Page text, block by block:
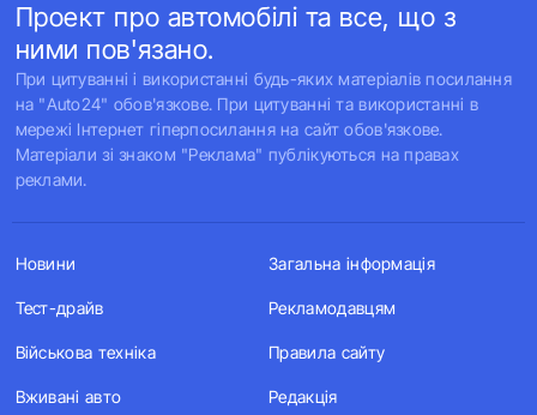
Проект про автомобілі та все, що з
ними пов'язано.
При цитуванні і використанні будь-яких матеріалів посилання
на "Auto24" обов'язкове. При цитуванні та використанні в
мережі Інтернет гіперпосилання на сайт обов'язкове.
Матеріали зі знаком "Реклама" публікуються на правах
реклами.
Новини
Тест-драйв
Військова техніка
Вживані авто
Загальна інформація
Рекламодавцям
Правила сайту
Редакція